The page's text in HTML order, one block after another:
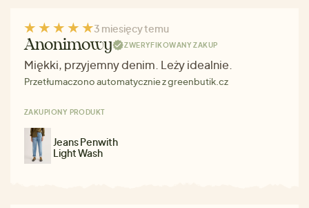
3 miesięcy temu
Anonimowy ZWERYFIKOWANY ZAKUP
Miękki, przyjemny denim. Leży idealnie.
Przetłumaczono automatycznie z greenbutik.cz
ZAKUPIONY PRODUKT
Jeans Penwith
Light Wash